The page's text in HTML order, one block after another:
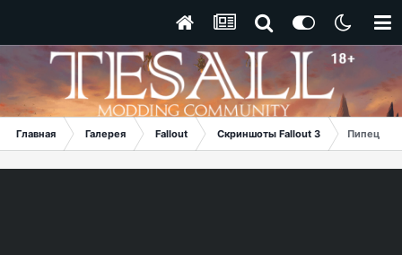
Главная Галерея Fallout Скриншоты Fallout 3 Пипец